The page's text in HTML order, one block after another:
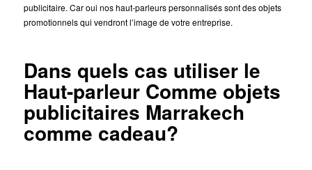
publicitaire. Car oui nos haut-parleurs personnalisés sont des objets
promotionnels qui vendront l’image de votre entreprise.
Dans quels cas utiliser le
Haut-parleur Comme objets
publicitaires Marrakech
comme cadeau?